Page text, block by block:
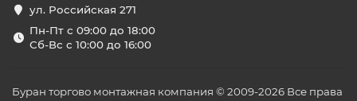
ул. Российская 271
Пн-Пт с 09:00 до 18:00
Сб-Вс с 10:00 до 16:00
Буран торгово монтажная компания © 2009-2026 Все права